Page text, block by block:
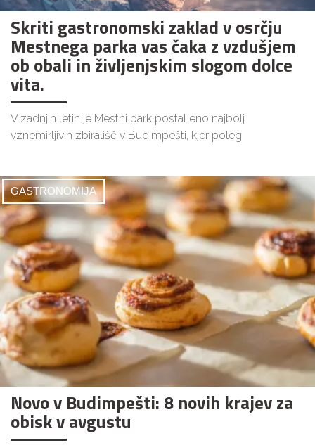
Skriti gastronomski zaklad v osrčju
Mestnega parka vas čaka z vzdušjem
ob obali in življenjskim slogom dolce
vita.
V zadnjih letih je Mestni park postal eno najbolj
vznemirljivih zbirališč v Budimpešti, kjer poleg
GASTRONOMIJA
Novo v Budimpešti: 8 novih krajev za
obisk v avgustu